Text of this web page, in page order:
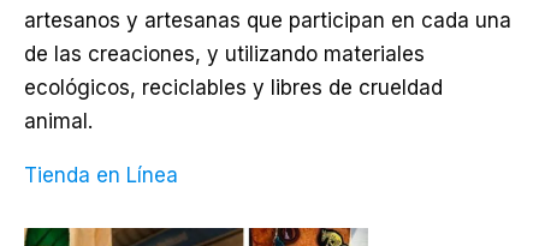
artesanos y artesanas que participan en cada una
de las creaciones, y utilizando materiales
ecológicos, reciclables y libres de crueldad
animal.
Tienda en Línea